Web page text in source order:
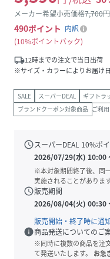
メーカー希望小売価格7,700
490ポイント 内訳
10%ポイントバック
local_shipping12時までの注文で当日出荷
※サイズ・カラーによりお届け
SALE スーパーDEAL
ギフトラ
ブランドクーポン対象商品 ご利
scheduleスーパーDEAL 10%ポ
2026/07/29(水) 10:00
※本対象期間終了後、同
実施されることがあります
schedule販売期間
2026/08/04(火) 00:30
販売開始・終了時に通
info商品発送についてのご
※同時に複数の商品を注
て発送いたします。
お急